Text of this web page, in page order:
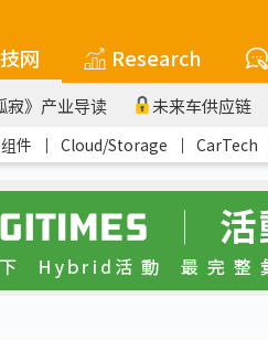
网 Research
寂》产业导读 未来车供应链
件 ｜ Cloud/Storage ｜ CarTech